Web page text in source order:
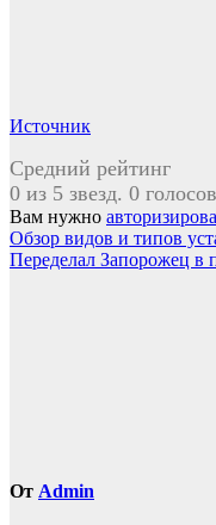
Источник
Средний рейтинг
0 из 5 звезд. 0
Вам нужно
Навигация
по
Обзор видов и типов
Переделал Запорожец
От Admin